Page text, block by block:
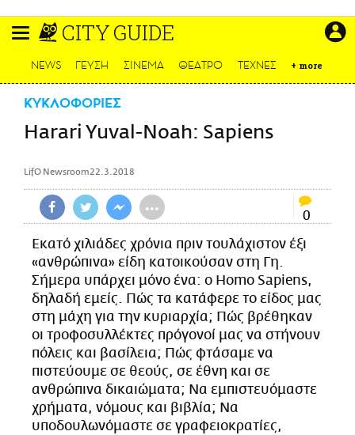
περιεχόμενο
CITY GUIDE
LIFO SHOP
NEWSLETTER
ΜΙΚΡΟΠΡΑΓΜΑΤΑ
THE GOOD LIFO
LIFOLAND
CITY GUIDE
ΑΜΠΑ
PRINT
ΕΙΔΗΣΕΙΣ
CULTURE
ΑΠΟΨΕΙΣ
ΤΡΟΠΟΣ ΖΩΗΣ
Plus
NEWS ΓΕΥΣΗ ΣΙΝΕΜΑ ΘΕΑΤΡΟ ΤΕΧΝΕΣ + more
ΚΥΚΛΟΦΟΡΙΕΣ
Harari Yuval-Noah: Sapiens
LifO Newsroom22.3.2018
•••
0
Εκατό χιλιάδες χρόνια πριν τουλάχιστον έξι
«ανθρώπινα» είδη κατοικούσαν στη Γη.
Σήμερα υπάρχει μόνο ένα: ο Homo Sapiens,
δηλαδή εμείς. Πώς τα κατάφερε το είδος μας
στη μάχη για την κυριαρχία; Πώς βρέθηκαν
οι τροφοσυλλέκτες πρόγονοί μας να στήνουν
πόλεις και βασίλεια; Πώς φτάσαμε να
πιστεύουμε σε θεούς, σε έθνη και σε
ανθρώπινα δικαιώματα; Να εμπιστευόμαστε
χρήματα, νόμους και βιβλία; Να
υποδουλωνόμαστε σε γραφειοκρατίες,